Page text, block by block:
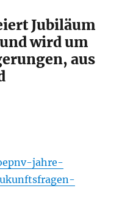
Jubiläum
wird um
aus
jahre-